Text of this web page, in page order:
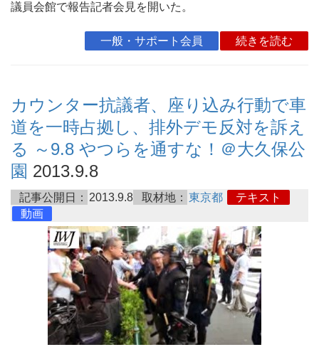
議員会館で報告記者会見を開いた。
一般・サポート会員 続きを読む
カウンター抗議者、座り込み行動で車
道を一時占拠し、排外デモ反対を訴え
る ～9.8 やつらを通すな！＠大久保公
園 2013.9.8
記事公開日： 2013.9.8 取材地： 東京都
テキスト
動画